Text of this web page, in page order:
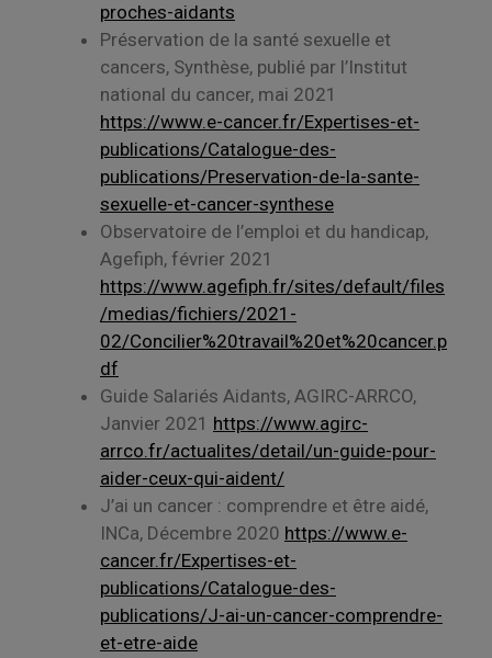
proches-aidants
Préservation de la santé sexuelle et
cancers, Synthèse, publié par l’Institut
national du cancer, mai 2021
https://www.e-cancer.fr/Expertises-et-
publications/Catalogue-des-
publications/Preservation-de-la-sante-
sexuelle-et-cancer-synthese
Observatoire de l’emploi et du handicap,
Agefiph, février 2021
https://www.agefiph.fr/sites/default/files
/medias/fichiers/2021-
02/Concilier%20travail%20et%20cancer.p
df
Guide Salariés Aidants, AGIRC-ARRCO,
Janvier 2021 https://www.agirc-
arrco.fr/actualites/detail/un-guide-pour-
aider-ceux-qui-aident/
J’ai un cancer : comprendre et être aidé,
INCa, Décembre 2020 https://www.e-
cancer.fr/Expertises-et-
publications/Catalogue-des-
publications/J-ai-un-cancer-comprendre-
et-etre-aide